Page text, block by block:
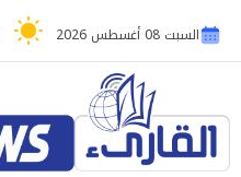
السبت 08 أغسطس 2026